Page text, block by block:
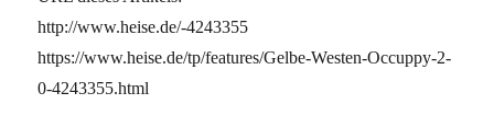
http://www.heise.de/-4243355
https://www.heise.de/tp/features/Gelbe-Westen-Occuppy-2-
0-4243355.html